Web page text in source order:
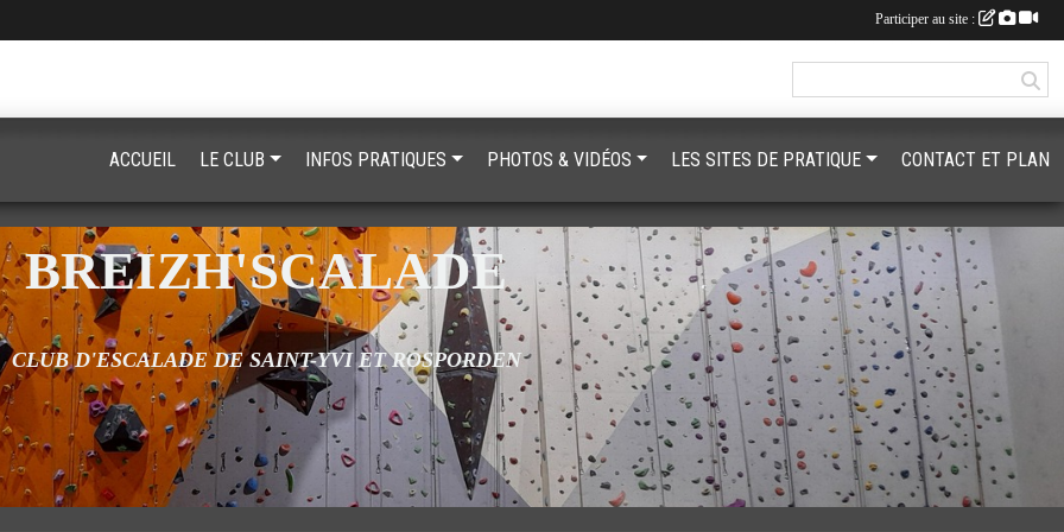
BREIZH'SCALADE
CLUB D'ESCALADE DE SAINT-YVI ET ROSPORDEN
ACCUEIL LE CLUB INFOS PRATIQUES PHOTOS & VIDÉOS LES SITES DE PRATIQUE CONTACT ET PLAN
Participer au site :